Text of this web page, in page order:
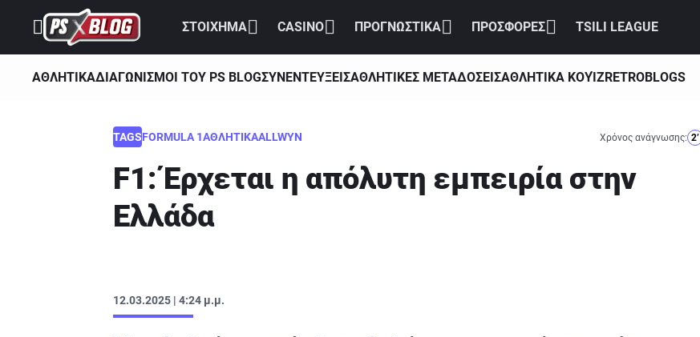
ΣΤΟΙΧΗΜΑ CASINO ΠΡΟΓΝΩΣΤΙΚΑ ΠΡΟΣΦΟΡΕΣ TSILI LEAGUE
ΑΘΛΗΤΙΚΑΔΙΑΓΩΝΙΣΜΟΙ ΤΟΥ PS BLOGΣΥΝΕΝΤΕΥΞΕΙΣΑΘΛΗΤΙΚΕΣ ΜΕΤΑΔΟΣΕΙΣΑΘΛΗΤΙΚΑ ΚΟΥΊΖRETROBLOGS
TAGSFORMULA 1ΑΘΛΗΤΙΚΑALLWYN
F1: Έρχεται η απόλυτη εμπειρία στην
Ελλάδα
Χρόνος ανάγνωσης: 2’
12.03.2025 | 4:24 μ.μ.